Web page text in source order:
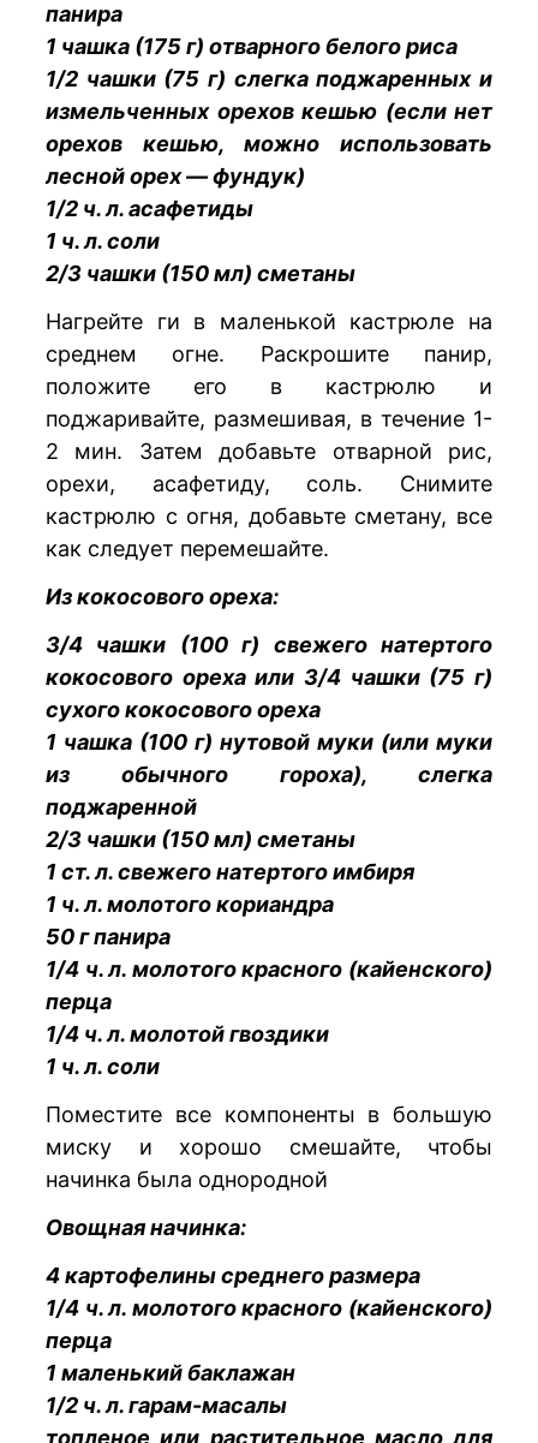
панира
1 чашка (175 г) отварного белого риса
1/2 чашки (75 г) слегка поджаренных и
измельченных орехов кешью (если нет
орехов кешью, можно использовать
лесной орех — фундук)
1/2 ч. л. асафетиды
1 ч. л. соли
2/3 чашки (150 мл) сметаны
Нагрейте ги в маленькой кастрюле на
среднем огне. Раскрошите панир,
положите его в кастрюлю и
поджаривайте, размешивая, в течение 1-
2 мин. Затем добавьте отварной рис,
орехи, асафетиду, соль. Снимите
кастрюлю с огня, добавьте сметану, все
как следует перемешайте.
Из кокосового ореха:
3/4 чашки (100 г) свежего натертого
кокосового ореха или 3/4 чашки (75 г)
сухого кокосового ореха
1 чашка (100 г) нутовой муки (или муки
из обычного гороха), слегка
поджаренной
2/3 чашки (150 мл) сметаны
1 ст. л. свежего натертого имбиря
1 ч. л. молотого кориандра
50 г панира
1/4 ч. л. молотого красного (кайенского)
перца
1/4 ч. л. молотой гвоздики
1 ч. л. соли
Поместите все компоненты в большую
миску и хорошо смешайте, чтобы
начинка была однородной
Овощная начинка:
4 картофелины среднего размера
1/4 ч. л. молотого красного (кайенского)
перца
1 маленький баклажан
1/2 ч. л. гарам-масалы
топленое или растительное масло для